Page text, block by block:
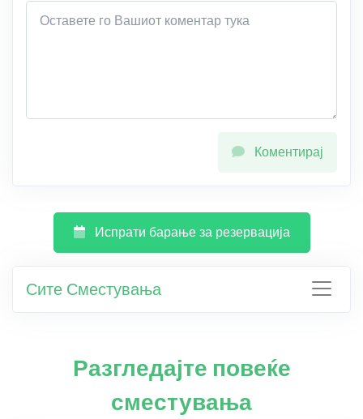
Коментирај
Испрати барање за резервација
Сите Сместувања
Разгледајте повеќе
сместувања